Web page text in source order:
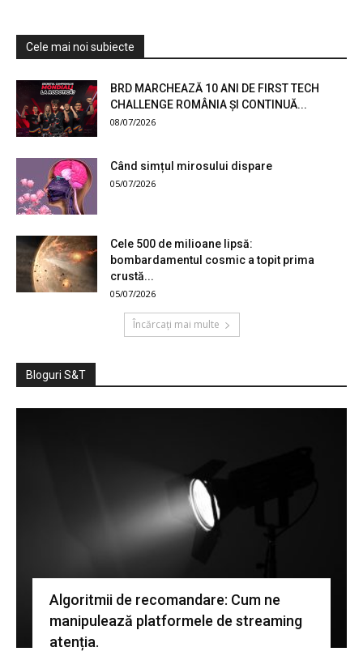
Cele mai noi subiecte
BRD MARCHEAZĂ 10 ANI DE FIRST TECH
CHALLENGE ROMÂNIA ȘI CONTINUĂ...
08/07/2026
Când simțul mirosului dispare
05/07/2026
Cele 500 de milioane lipsă:
bombardamentul cosmic a topit prima
crustă...
05/07/2026
Încărcați mai multe
Bloguri S&T
Algoritmii de recomandare: Cum ne
manipulează platformele de streaming
atenția.